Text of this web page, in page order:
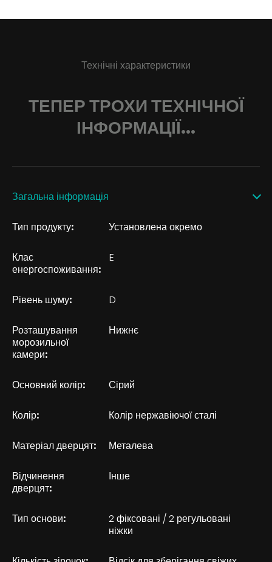
Технічні характеристики
ТЕПЕР ТРОХИ ТЕХНІЧНОЇ
ІНФОРМАЦІЇ...
Загальна інформація
Тип продукту: Установлена окремо
Клас
енергоспоживання:
E
Рівень шуму: D
Розташування
морозильної
камери:
Нижнє
Основний колір: Сірий
Колір: Колір нержавіючої сталі
Матеріал дверцят: Металева
Відчинення
дверцят:
Інше
Тип основи:
2 фіксовані / 2 регульовані
ніжки